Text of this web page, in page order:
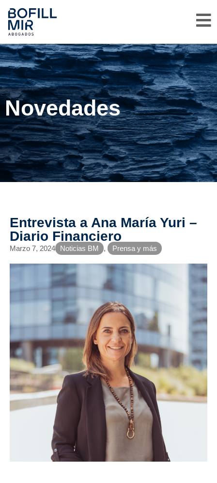
Novedades
Entrevista a Ana María Yuri –
Diario Financiero
Marzo 7, 2024 Noticias BM , Prensa y más